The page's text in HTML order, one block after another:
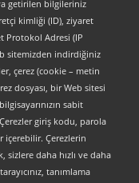
getirilen bilgileriniz
kimliği (ID), ziyaret
Protokol Adresi (IP
sitemizden indirdiğiniz
çerez (cookie – metin
dosyası, bir Web sitesi
sabit
giriş kodu, parola
Çerezlerin
sizlere daha hızlı ve daha
tanımlama